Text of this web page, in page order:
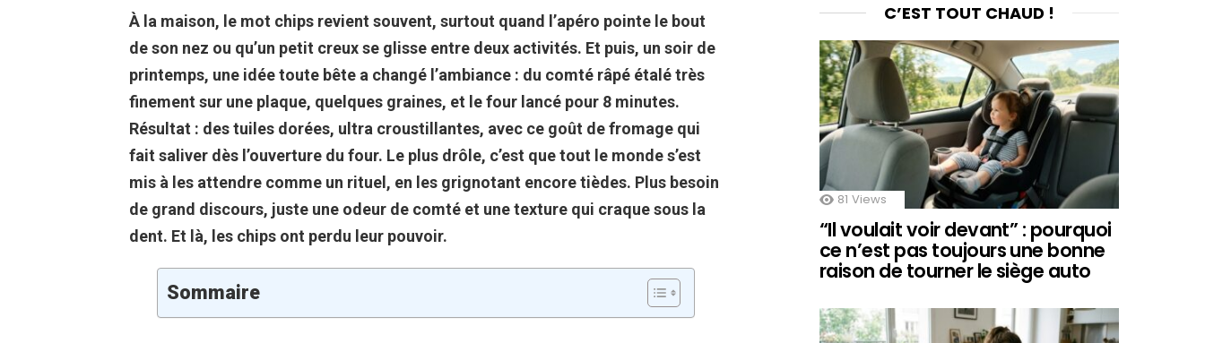
À la maison, le mot chips revient souvent, surtout quand l’apéro pointe le bout
de son nez ou qu’un petit creux se glisse entre deux activités. Et puis, un soir de
printemps, une idée toute bête a changé l’ambiance : du comté râpé étalé très
finement sur une plaque, quelques graines, et le four lancé pour 8 minutes.
Résultat : des tuiles dorées, ultra croustillantes, avec ce goût de fromage qui
fait saliver dès l’ouverture du four. Le plus drôle, c’est que tout le monde s’est
mis à les attendre comme un rituel, en les grignotant encore tièdes. Plus besoin
de grand discours, juste une odeur de comté et une texture qui craque sous la
dent. Et là, les chips ont perdu leur pouvoir.
Sommaire
C’EST TOUT CHAUD !
81 Views
“Il voulait voir devant” : pourquoi
ce n’est pas toujours une bonne
raison de tourner le siège auto